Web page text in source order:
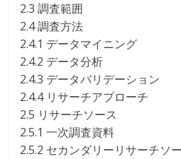
2.3 調査範囲
2.4 調査方法
2.4.1 データマイニング
2.4.2 データ分析
2.4.3 データバリデーション
2.4.4 リサーチアプローチ
2.5 リサーチソース
2.5.1 一次調査資料
2.5.2 セカンダリーリサーチソ